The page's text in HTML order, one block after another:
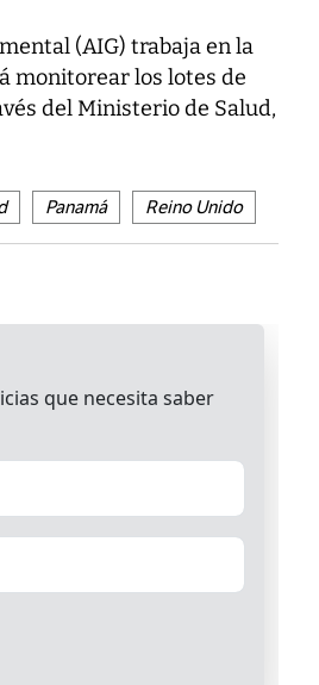
(AIG) trabaja en la
monitorear los lotes de
del Ministerio de Salud,
Panamá Reino Unido